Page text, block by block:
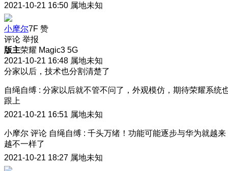
2021-10-21 16:50 属地未知
小摩尔7F 赞
评论 举报
版主荣耀 Magic3 5G
2021-10-21 16:48 属地未知
分家以后，技术也分割清楚了
自绳自缚 : 分家以后就不管不问了，外观模仿，期待荣耀系统
跟上
2021-10-21 16:51 属地未知
小摩尔 评论 自绳自缚 : 千头万绪！功能可能逐步与华为就越来
越不一样了
2021-10-21 18:27 属地未知